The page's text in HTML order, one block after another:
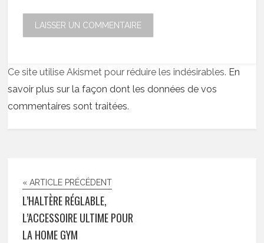
Ce site utilise Akismet pour réduire les indésirables. En
savoir plus sur la façon dont les données de vos
commentaires sont traitées.
« ARTICLE PRÉCÉDENT
L’HALTÈRE RÉGLABLE,
L’ACCESSOIRE ULTIME POUR
LA HOME GYM